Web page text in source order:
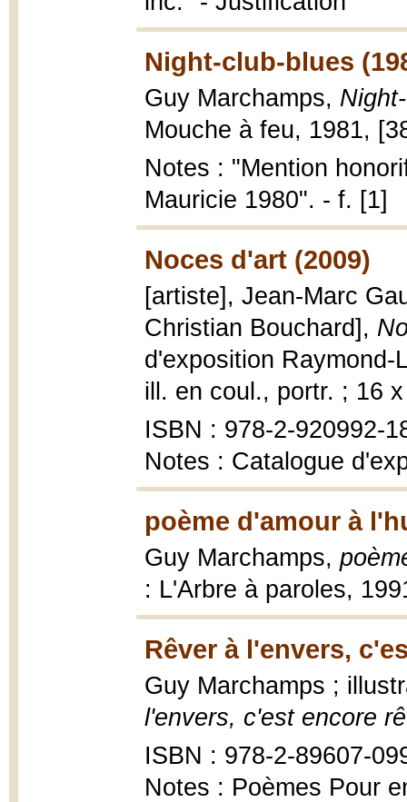
Night-club-blues
Guy Marchamps,
Mouche à feu, 1981,
Notes : "Mention
Mauricie 1980". - f. [1]
Noces d'art (2009)
[artiste], Jean-Marc
Christian Bouchard],
d'exposition
ill. en coul., portr. ; 16
ISBN : 978-2-920992-
Notes : Catalogue
poème d'amour à
Guy Marchamps,
: L'Arbre à paroles,
Rêver à l'envers,
Guy Marchamps ;
l'envers, c'est encore
ISBN : 978-2-89607-
Notes : Poèmes Pour